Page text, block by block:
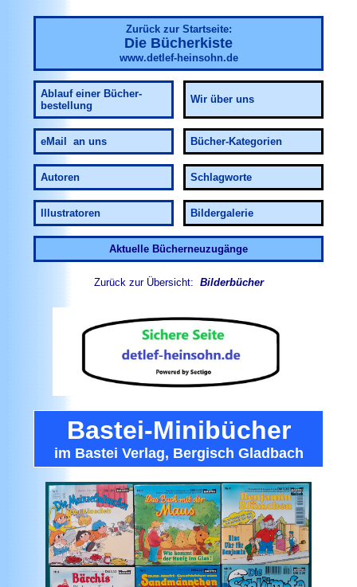
Zurück zur Startseite:
Die Bücherkiste
www.detlef-heinsohn.de
Ablauf einer Bücher-
bestellung
Wir über uns
eMail an uns Bücher-Kategorien
Autoren Schlagworte
Illustratoren Bildergalerie
Aktuelle Bücherneuzugänge
Zurück zur Übersicht: Bilderbücher
Bastei-Minibücher
im Bastei Verlag, Bergisch Gladbach